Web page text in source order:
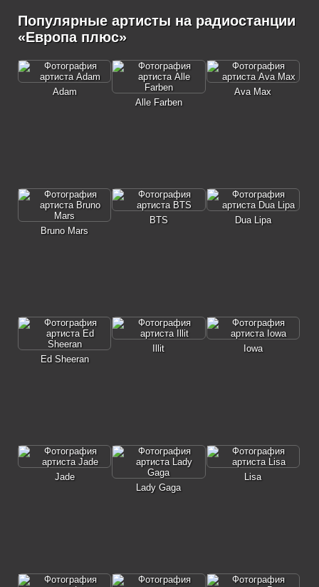
Популярные артисты на радиостанции
«Европа плюс»
Adam
Alle Farben
Ava Max
Bruno Mars
BTS Dua Lipa
Ed Sheeran
Illit Iowa
Jade
Lady Gaga
Lisa